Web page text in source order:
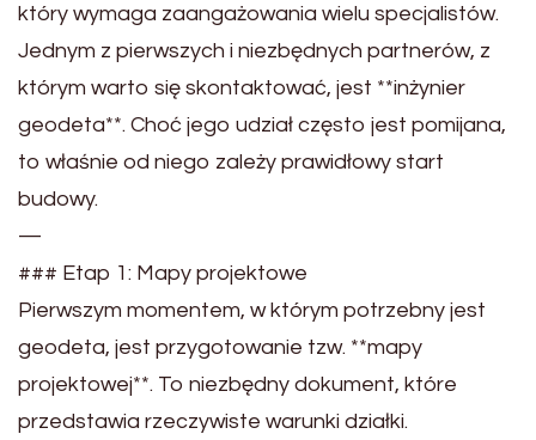
który wymaga zaangażowania wielu specjalistów.
Jednym z pierwszych i niezbędnych partnerów, z
którym warto się skontaktować, jest **inżynier
geodeta**. Choć jego udział często jest pomijana,
to właśnie od niego zależy prawidłowy start
budowy.
—
### Etap 1: Mapy projektowe
Pierwszym momentem, w którym potrzebny jest
geodeta, jest przygotowanie tzw. **mapy
projektowej**. To niezbędny dokument, które
przedstawia rzeczywiste warunki działki.